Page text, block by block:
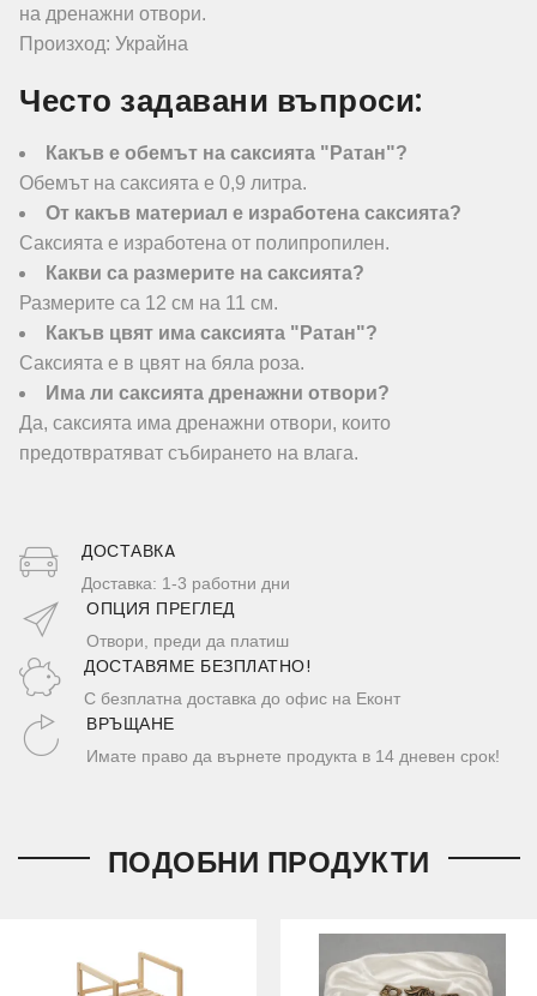
на дренажни отвори.
Произход: Украйна
Често задавани въпроси:
Какъв е обемът на саксията "Ратан"?
Обемът на саксията е 0,9 литра.
От какъв материал е изработена саксията?
Саксията е изработена от полипропилен.
Какви са размерите на саксията?
Размерите са 12 см на 11 см.
Какъв цвят има саксията "Ратан"?
Саксията е в цвят на бяла роза.
Има ли саксията дренажни отвори?
Да, саксията има дренажни отвори, които
предотвратяват събирането на влага.
ДОСТАВКA
Доставка: 1-3 работни дни
ОПЦИЯ ПРЕГЛЕД
Отвори, преди да платиш
ДОСТАВЯМЕ БЕЗПЛАТНО!
С безплатна доставка до офис на Еконт
ВРЪЩАНЕ
Имате право да върнете продукта в 14 дневен срок!
ПОДОБНИ ПРОДУКТИ